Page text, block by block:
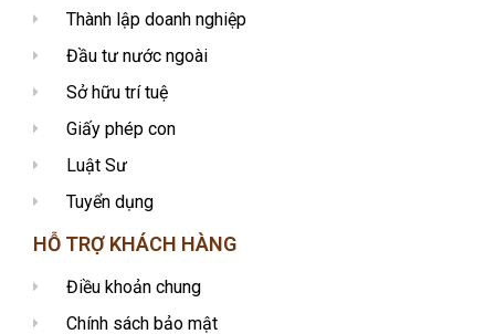
Thành lập doanh nghiệp
Đầu tư nước ngoài
Sở hữu trí tuệ
Giấy phép con
Luật Sư
Tuyển dụng
HỖ TRỢ KHÁCH HÀNG
Điều khoản chung
Chính sách bảo mật